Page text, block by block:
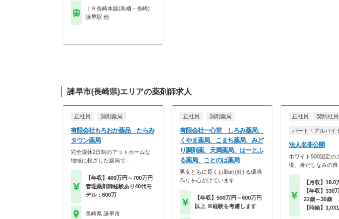
ＪＲ長崎本線(鳥栖－長崎)
諫早駅 他
諫早市(長崎県)エリアの薬剤師求人
正社員 調剤薬局
有限会社もろおか薬品 たらみ
タウン薬局
完全週休2日制のアットホームな
地域に根ざした薬局で…
【年収】400万円～700万円
管理薬剤師経験あり40代モ
デル：600万
長崎県 諫早市
正社員 調剤薬局
有限会社一心堂 しろみ薬局、
くやま薬局、こまち薬局、みど
り調剤薬、天満薬局、はーとふ
る薬局、ことのは薬局
男女ともに長くお勤め頂ける環境
作りを心がけています…
【年収】500万円～600万円
以上 ※経験を考慮します
正社員 契約社
パート・アルバイ
法人名非公開
ホワイト500認定の
境。身だしなみの自
【月収】18.0
【年収】330
22歳～30歳
【時給】